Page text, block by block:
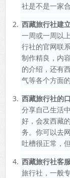
社是不是一家
西藏旅行社建
一周或一周以
行社的官网联
制作精良，内
的介绍，还有
气等各个方面的
西藏旅行社的
分享自己生活
好，会发西藏
务。你可以去
吐槽很正常，
西藏旅行社客
旅行社，一般